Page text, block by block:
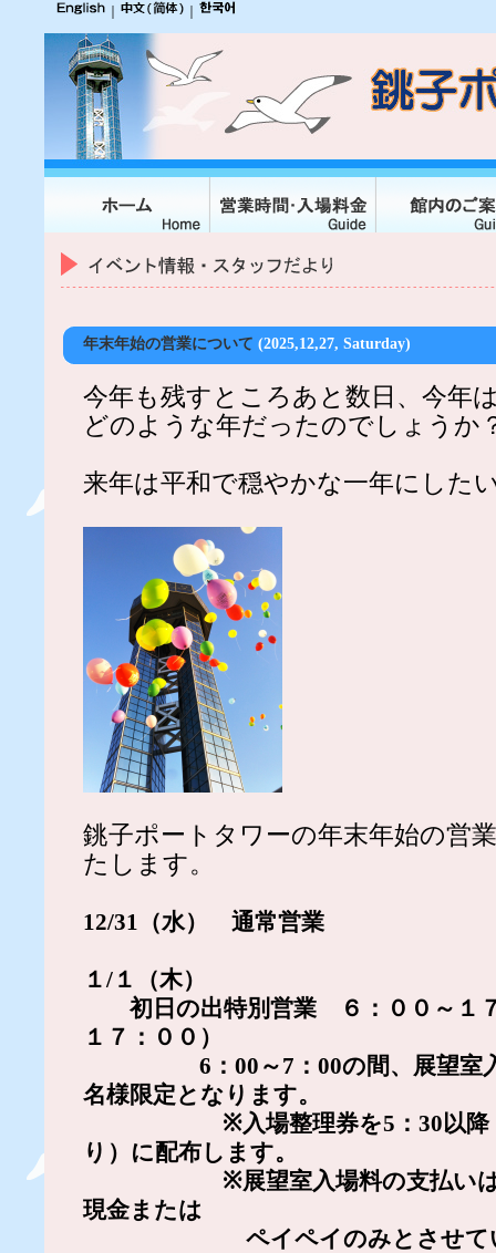
年末年始の営業について (2025,12,27, Saturday)
今年も残すところあと数日、今年
どのような年だったのでしょうか
来年は平和で穏やかな一年にした
銚子ポートタワーの年末年始の営
たします。
12/31（水） 通常営業
１/１（木）
初日の出特別営業 ６：００～１７
１７：００）
6：00～7：00の間、展望室入
名様限定となります。
※入場整理券を5：30以降（
り）に配布します。
※展望室入場料の支払いは、
現金または
ペイペイのみとさせ